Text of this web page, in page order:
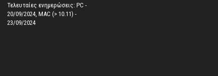
Τελευταίες ενημερώσεις: PC -
20/09/2024, MAC (> 10.11) -
23/09/2024